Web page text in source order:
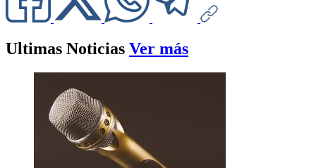
Ultimas Noticias Ver más